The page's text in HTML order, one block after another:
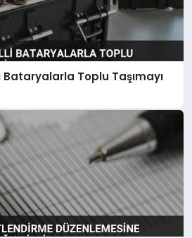
Bataryalarla Toplu Taşımayı